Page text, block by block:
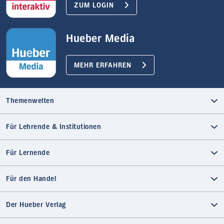
ZUM LOGIN
Hueber Media
MEHR ERFAHREN
Themenwelten
Für Lehrende & Institutionen
Für Lernende
Für den Handel
Der Hueber Verlag